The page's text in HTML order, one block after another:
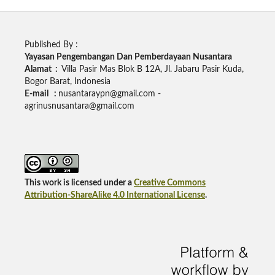
Published By :
Yayasan Pengembangan Dan Pemberdayaan Nusantara
Alamat : Villa Pasir Mas Blok B 12A, Jl. Jabaru Pasir Kuda,
Bogor Barat, Indonesia
E-mail : nusantaraypn@gmail.com -
agrinusnusantara@gmail.com
This work is licensed under a Creative Commons
Attribution-ShareAlike 4.0 International License.